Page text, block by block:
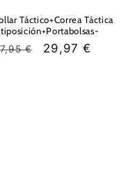
Táctico+Correa Táctica
€
Precio
29,97 €